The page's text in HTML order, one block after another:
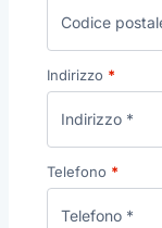
Indirizzo *
Telefono *